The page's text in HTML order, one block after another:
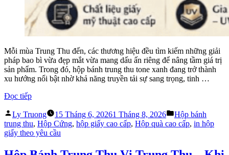
Mỗi mùa Trung Thu đến, các thương hiệu đều tìm kiếm những giải
pháp bao bì vừa đẹp mắt vừa mang dấu ấn riêng để nâng tầm giá trị
sản phẩm. Trong đó, hộp bánh trung thu tone xanh đang trở thành
xu hướng nổi bật nhờ khả năng truyền tải sự sang trọng, tinh …
Đọc tiếp“Hộp
Trung
Thu
Tone
–
Đăng
bởi
Ly Truong 15 Tháng 6, 20261 Tháng 8, 2026
Đăng
trong
Hộp bánh
trung thu, Hộp Cứng, hộp giấy cao cấp, Hộp quà cao cấp, in hộp
giấy theo yêu cầu